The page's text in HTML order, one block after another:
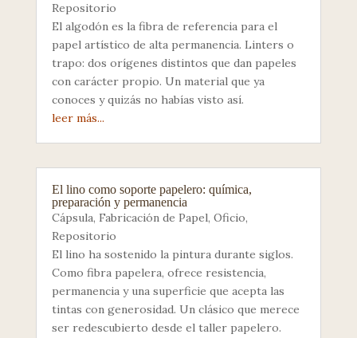
Repositorio
El algodón es la fibra de referencia para el
papel artístico de alta permanencia. Linters o
trapo: dos orígenes distintos que dan papeles
con carácter propio. Un material que ya
conoces y quizás no habías visto así.
leer más...
El lino como soporte papelero: química,
preparación y permanencia
Cápsula, Fabricación de Papel, Oficio,
Repositorio
El lino ha sostenido la pintura durante siglos.
Como fibra papelera, ofrece resistencia,
permanencia y una superficie que acepta las
tintas con generosidad. Un clásico que merece
ser redescubierto desde el taller papelero.